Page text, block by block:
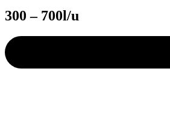
300 – 700l/u